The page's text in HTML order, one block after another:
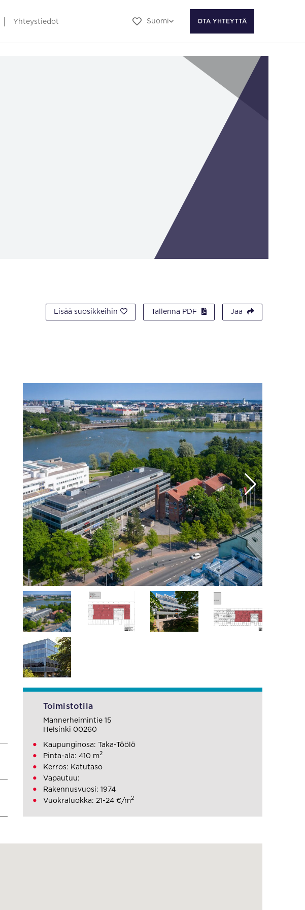
Yhteystiedot Suomi OTA YHTEYTTÄ
Lisää suosikkeihin Tallenna PDF Jaa
Toimistotila
Mannerheimintie 15
Helsinki 00260
Kaupunginosa: Taka-Töölö
Pinta-ala: 410 m2
Kerros: Katutaso
Vapautuu:
Rakennusvuosi: 1974
Vuokraluokka: 21-24 €/m2